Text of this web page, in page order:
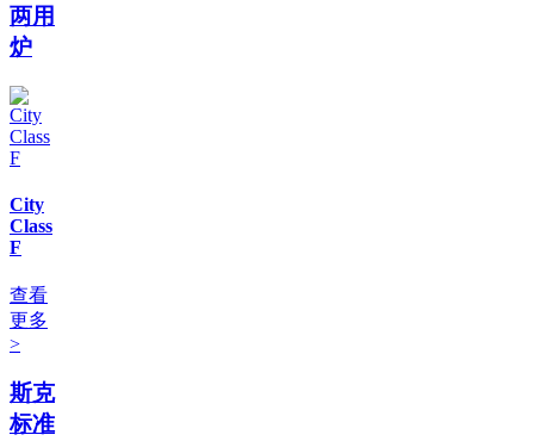
两用
炉
City
Class
F
查看
更多
>
斯克
标准